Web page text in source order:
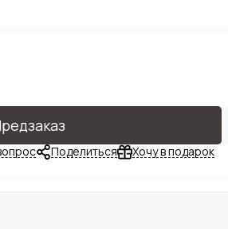
Поделиться Хочу в подарок